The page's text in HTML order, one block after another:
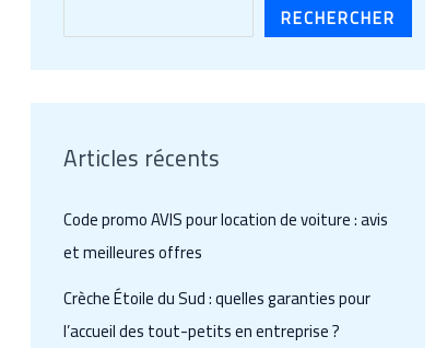
RECHERCHER
Articles récents
Code promo AVIS pour location de voiture : avis
et meilleures offres
Crèche Étoile du Sud : quelles garanties pour
l’accueil des tout-petits en entreprise ?